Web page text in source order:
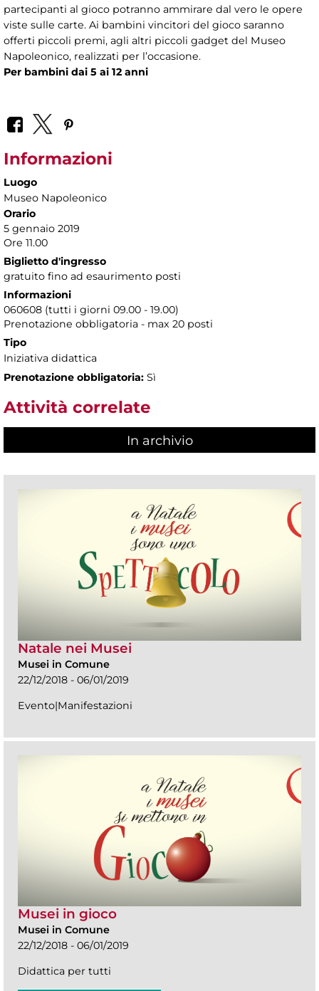
partecipanti al gioco potranno ammirare dal vero le opere
viste sulle carte. Ai bambini vincitori del gioco saranno
offerti piccoli premi, agli altri piccoli gadget del Museo
Napoleonico, realizzati per l’occasione.
Per bambini dai 5 ai 12 anni
Informazioni
Luogo
Museo Napoleonico
Orario
5 gennaio 2019
Ore 11.00
Biglietto d'ingresso
gratuito fino ad esaurimento posti
Informazioni
060608 (tutti i giorni 09.00 - 19.00)
Prenotazione obbligatoria - max 20 posti
Tipo
Iniziativa didattica
Prenotazione obbligatoria: Sì
Attività correlate
In archivio
Natale nei Musei
Musei in Comune
22/12/2018 - 06/01/2019
Evento|Manifestazioni
Musei in gioco
Musei in Comune
22/12/2018 - 06/01/2019
Didattica per tutti